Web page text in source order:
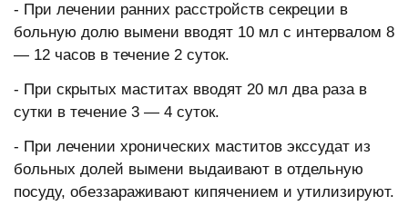
- При лечении ранних расстройств секреции в
больную долю вымени вводят 10 мл с интервалом 8
— 12 часов в течение 2 суток.
- При скрытых маститах вводят 20 мл два раза в
сутки в течение 3 — 4 суток.
- При лечении хронических маститов экссудат из
больных долей вымени выдаивают в отдельную
посуду, обеззараживают кипячением и утилизируют.